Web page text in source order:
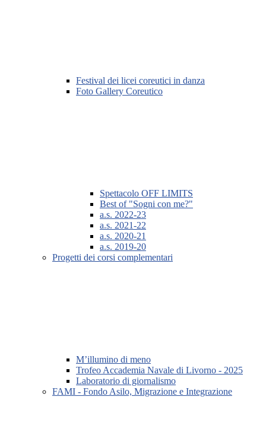
Festival dei licei coreutici in danza
Foto Gallery Coreutico
Spettacolo OFF LIMITS
Best of "Sogni con me?"
a.s. 2022-23
a.s. 2021-22
a.s. 2020-21
a.s. 2019-20
Progetti dei corsi complementari
M’illumino di meno
Trofeo Accademia Navale di Livorno - 2025
Laboratorio di giornalismo
FAMI - Fondo Asilo, Migrazione e Integrazione